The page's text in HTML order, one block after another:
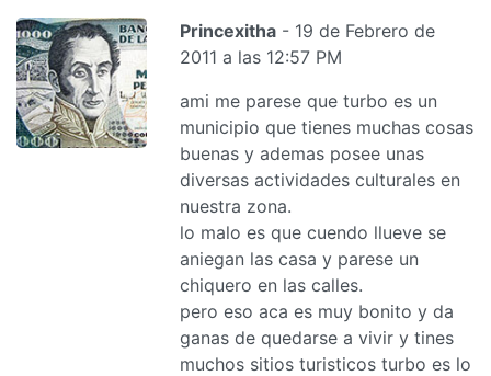
Princexitha - 19 de Febrero de
2011 a las 12:57 PM
ami me parese que turbo es un
municipio que tienes muchas cosas
buenas y ademas posee unas
diversas actividades culturales en
nuestra zona.
lo malo es que cuendo llueve se
aniegan las casa y parese un
chiquero en las calles.
pero eso aca es muy bonito y da
ganas de quedarse a vivir y tines
muchos sitios turisticos turbo es lo